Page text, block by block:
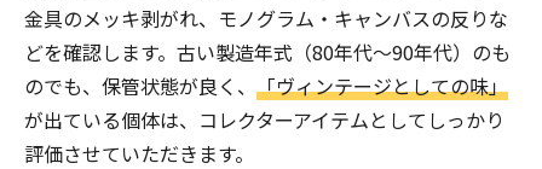
金具のメッキ剥がれ、モノグラム・キャンバスの反りな
どを確認します。古い製造年式（80年代～90年代）のも
のでも、保管状態が良く、 「ヴィンテージとしての味」
が出ている個体は、コレクターアイテムとしてしっかり
評価させていただきます。